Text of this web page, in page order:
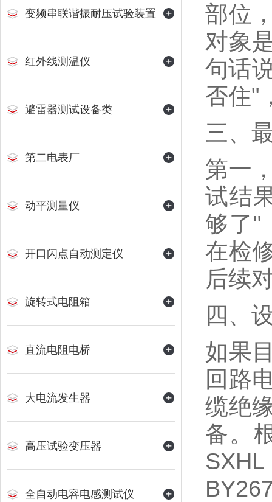
变频串联谐振耐压试验装置
红外线测温仪
避雷器测试设备类
第二电表厂
动平测量仪
开口闪点自动测定仪
旋转式电阻箱
直流电阻电桥
大电流发生器
高压试验变压器
全自动电容电感测试仪
部位
对象
句话
否住"
三、
第一
试结
够了"
在检
后续
四、
如果
回路
缆绝
备。